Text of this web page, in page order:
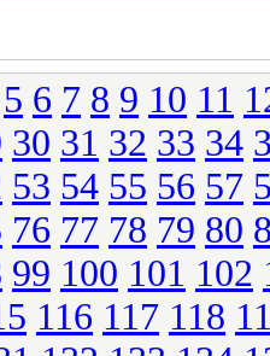
5 6 7 8 9 10 11
30 31 32 33 34
53 54 55 56 57
76 77 78 79 80
99 100 101 102
116 117 118